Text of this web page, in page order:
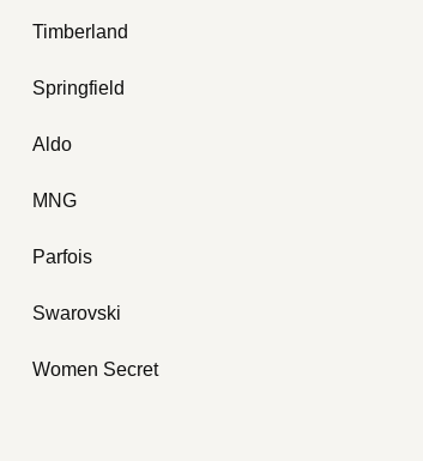
Timberland
Springfield
Aldo
MNG
Parfois
Swarovski
Women Secret